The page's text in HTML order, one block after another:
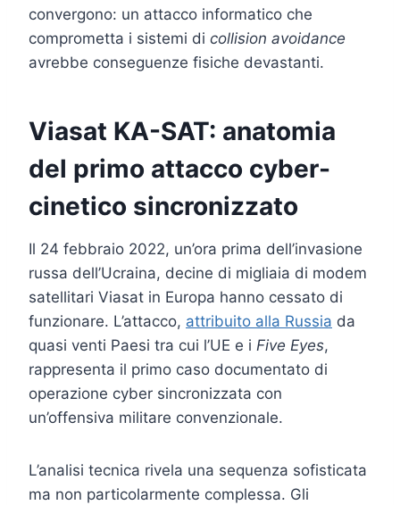
convergono: un attacco informatico che
comprometta i sistemi di collision avoidance
avrebbe conseguenze fisiche devastanti.
Viasat KA-SAT: anatomia
del primo attacco cyber-
cinetico sincronizzato
Il 24 febbraio 2022, un’ora prima dell’invasione
russa dell’Ucraina, decine di migliaia di modem
satellitari Viasat in Europa hanno cessato di
funzionare. L’attacco, attribuito alla Russia da
quasi venti Paesi tra cui l’UE e i Five Eyes,
rappresenta il primo caso documentato di
operazione cyber sincronizzata con
un’offensiva militare convenzionale.
L’analisi tecnica rivela una sequenza sofisticata
ma non particolarmente complessa. Gli